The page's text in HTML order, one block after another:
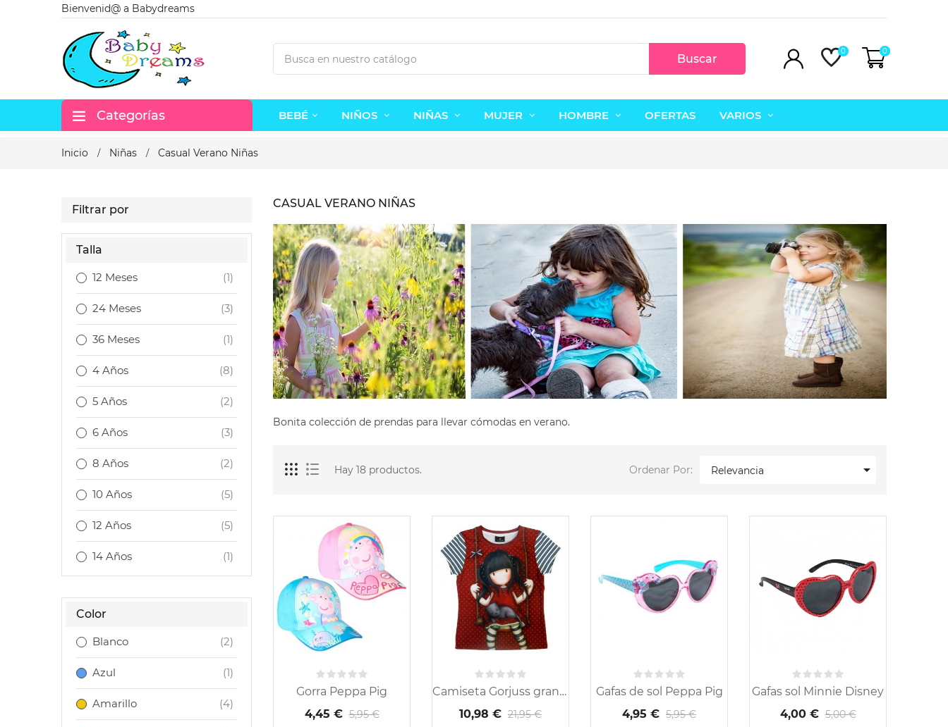
Bienvenid@ a Babydreams
Buscar
0 0
Categorías BEBÉ NIÑOS NIÑAS MUJER HOMBRE OFERTAS VARIOS
Inicio Niñas Casual Verano Niñas
Filtrar por
Talla
12 Meses (1)
24 Meses (3)
36 Meses (1)
4 Años (8)
5 Años (2)
6 Años (3)
8 Años (2)
10 Años (5)
12 Años (5)
14 Años (1)
Color
Blanco (2)
Azul (1)
Amarillo (4)
CASUAL VERANO NIÑAS
Bonita colección de prendas para llevar cómodas en verano.
Hay 18 productos. Relevancia 
Ordenar Por:
Gorra Peppa Pig
4,45 € 5,95 €
Camiseta Gorjuss granate
10,98 € 21,95 €
Gafas de sol Peppa Pig
4,95 € 5,95 €
Gafas sol Minnie Disney
4,00 € 5,00 €